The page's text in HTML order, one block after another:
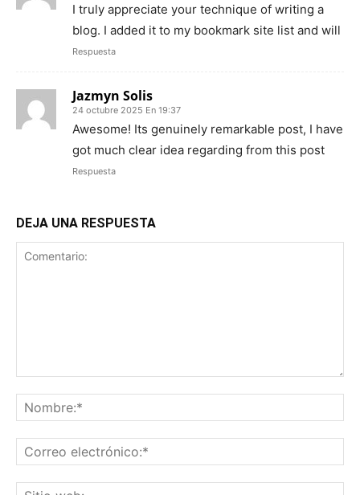
I truly appreciate your technique of writing a
blog. I added it to my bookmark site list and will
Respuesta
Jazmyn Solis
24 octubre 2025 En 19:37
Awesome! Its genuinely remarkable post, I have
got much clear idea regarding from this post
Respuesta
DEJA UNA RESPUESTA